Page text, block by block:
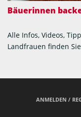
Bäuerinnen
Alle Infos, Videos,
Landfrauen finden
ANMELDEN /